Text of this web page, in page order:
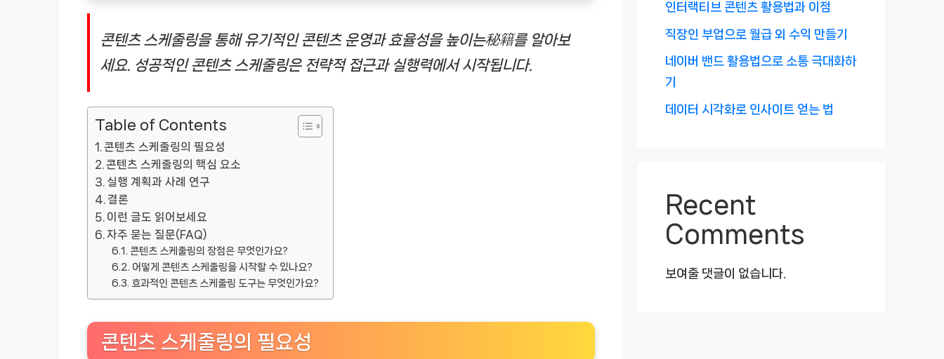
콘텐츠 스케줄링을 통해 유기적인 콘텐츠 운영과 효율성을 높이는秘籍를 알아보
세요. 성공적인 콘텐츠 스케줄링은 전략적 접근과 실행력에서 시작됩니다.
Table of Contents
콘텐츠 스케줄링의 필요성
콘텐츠 스케줄링의 핵심 요소
실행 계획과 사례 연구
결론
이런 글도 읽어보세요
자주 묻는 질문(FAQ)
콘텐츠 스케줄링의 장점은 무엇인가요?
어떻게 콘텐츠 스케줄링을 시작할 수 있나요?
효과적인 콘텐츠 스케줄링 도구는 무엇인가요?
콘텐츠 스케줄링의 필요성
인터랙티브 콘텐츠 활용법과 이점
직장인 부업으로 월급 외 수익 만들기
네이버 밴드 활용법으로 소통 극대화하
기
데이터 시각화로 인사이트 얻는 법
Recent
Comments
보여줄 댓글이 없습니다.